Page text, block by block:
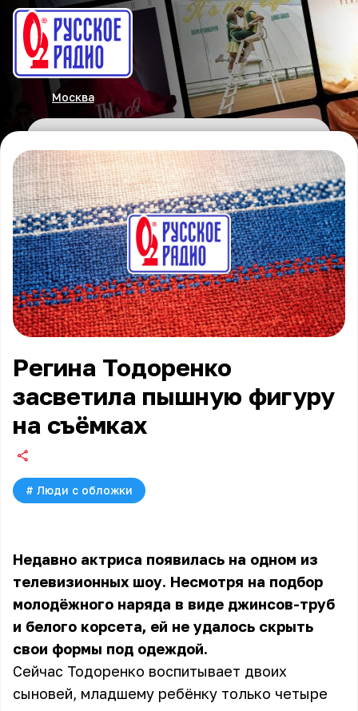
Москва
Регина Тодоренко
засветила пышную фигуру
на съёмках
# Люди с обложки
Недавно актриса появилась на одном из
телевизионных шоу. Несмотря на подбор
молодёжного наряда в виде джинсов-труб
и белого корсета, ей не удалось скрыть
свои формы под одеждой.
Сейчас Тодоренко воспитывает двоих
сыновей, младшему ребёнку только четыре